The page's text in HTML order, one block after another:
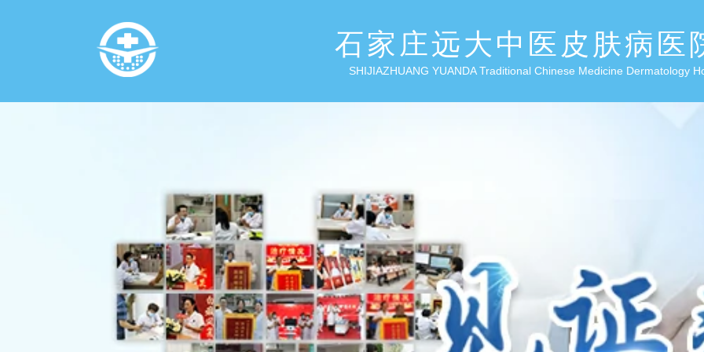
石家庄远大中医皮肤病医
SHIJIAZHUANG YUANDA Traditional Chinese Medicine Dermatology